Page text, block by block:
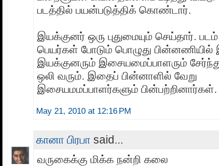
படத்தில் பயன்படுத்திக் கொண்டார்.
இயக்குனர் ஒரு புதுமையும் செய்தார்.
பெயர்கள் போடும் பொழுது பின்னணியில்
இயக்குனரும் இசையமைப்பாளரும்
ஒலி வரும். இதைப் பின்னாளில் வேறு
இசையமமப்பாளர்களும் பின்பற்றினார்கள்.
May 21, 2010 at 12:16 PM
கானா பிரபா said...
வருகைக்கு மிக்க நன்றி கலை